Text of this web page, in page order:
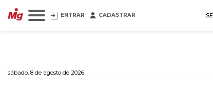
ENTRAR CADASTRAR
sábado, 8 de agosto de 2026